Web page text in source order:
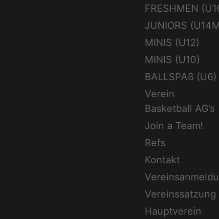
FRESHMEN
JUNIORS
MINIS (U12)
MINIS (U10)
BALLSPAß (U6)
Verein
Basketball AG’s
Join a Team!
Refs
Kontakt
Vereinssatzung
Hauptverein